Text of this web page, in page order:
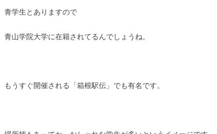
青学生とありますので
青山学院大学に在籍されてるんでしょうね。
もうすぐ開催される「箱根駅伝」でも有名です。